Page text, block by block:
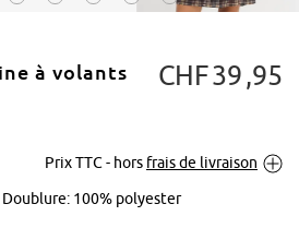
Tapoter pour
à volants CHF39 95
Prix TTC - hors frais de livraison
Doublure: 100% polyester